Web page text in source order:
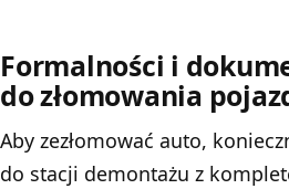
Formalności i
do złomowania
Aby zezłomować auto,
do stacji demontażu z